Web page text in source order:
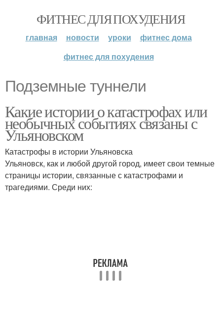
ФИТНЕС ДЛЯ ПОХУДЕНИЯ
главная новости уроки
фитнес дома
фитнес для похудения
Подземные туннели
Какие истории о катастрофах или
необычных событиях связаны с
Ульяновском
Катастрофы в истории Ульяновска
Ульяновск, как и любой другой город, имеет свои темные
страницы истории, связанные с катастрофами и
трагедиями. Среди них: